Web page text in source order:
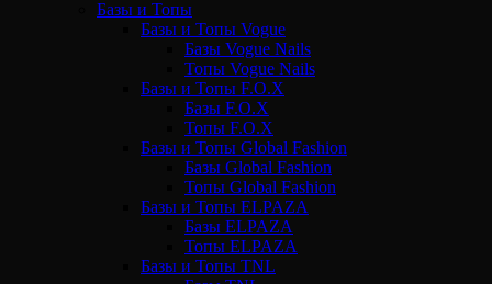
Базы и Топы
Базы и Топы Vogue
Базы Vogue Nails
Топы Vogue Nails
Базы и Топы F.O.X
Базы F.O.X
Топы F.O.X
Базы и Топы Global Fashion
Базы Global Fashion
Топы Global Fashion
Базы и Топы ELPAZA
Базы ELPAZA
Топы ELPAZA
Базы и Топы TNL